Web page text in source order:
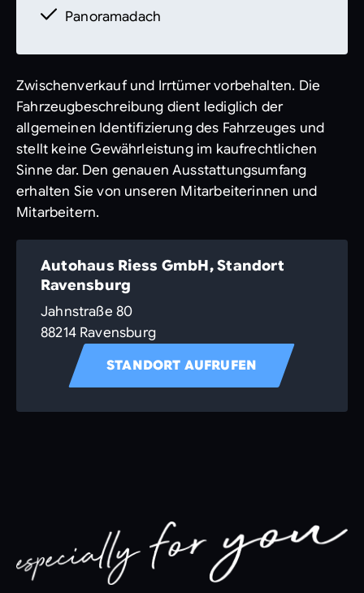
Leder Nappa
vorbehalten.Die Fahrzeugbeschreibung
dient lediglich der allgemeinen
Identifizierung des Fahrzeuges und stellt
keine Gewährleistung im kaufrechtlichen
Sinne dar. Den genauen
Ausstattungsumfang erhalten Sie von unser
Panoramadach
Zwischenverkauf und Irrtümer vorbehalten. Die
Fahrzeugbeschreibung dient lediglich der
allgemeinen Identifizierung des Fahrzeuges und
stellt keine Gewährleistung im kaufrechtlichen
Sinne dar. Den genauen Ausstattungsumfang
erhalten Sie von unseren Mitarbeiterinnen und
Mitarbeitern.
Autohaus Riess GmbH, Standort
Ravensburg
Jahnstraße 80
88214 Ravensburg
STANDORT AUFRUFEN